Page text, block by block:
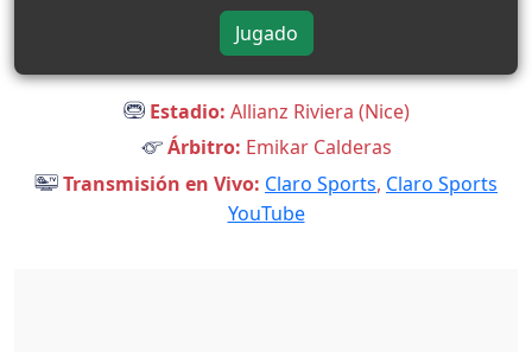
Jugado
Estadio: Allianz Riviera (Nice)
Árbitro: Emikar Calderas
Transmisión en Vivo: Claro Sports, Claro Sports
YouTube